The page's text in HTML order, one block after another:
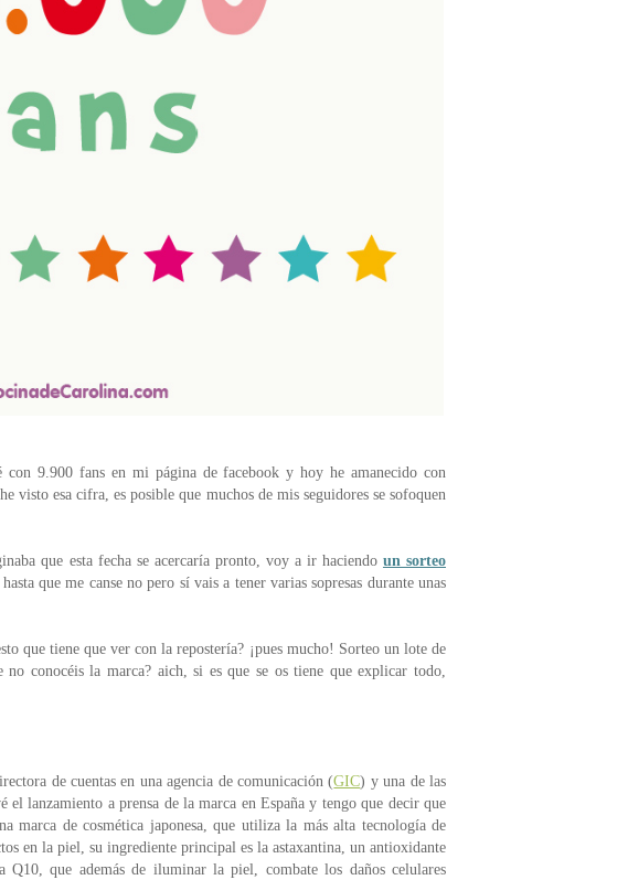
con 9.900 fans en mi página de facebook y hoy he amanecido con
visto esa cifra, es posible que muchos de mis seguidores se sofoquen
que esta fecha se acercaría pronto, voy a ir haciendo un sorteo
que me canse no pero sí vais a tener varias sopresas durante unas
que tiene que ver con la repostería? ¡pues mucho! Sorteo un lote de
conocéis la marca? aich, si es que se os tiene que explicar todo,
de cuentas en una agencia de comunicación (GIC) y una de las
el lanzamiento a prensa de la marca en España y tengo que decir que
marca de cosmética japonesa, que utiliza la más alta tecnología de
en la piel, su ingrediente principal es la astaxantina, un antioxidante
Q10, que además de iluminar la piel, combate los daños celulares